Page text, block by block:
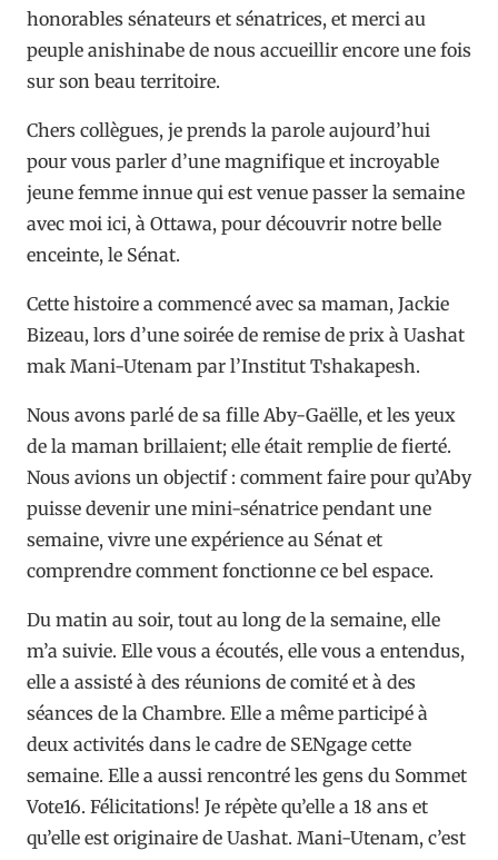
honorables sénateurs et sénatrices, et merci au
peuple anishinabe de nous accueillir encore une fois
sur son beau territoire.
Chers collègues, je prends la parole aujourd’hui
pour vous parler d’une magnifique et incroyable
jeune femme innue qui est venue passer la semaine
avec moi ici, à Ottawa, pour découvrir notre belle
enceinte, le Sénat.
Cette histoire a commencé avec sa maman, Jackie
Bizeau, lors d’une soirée de remise de prix à Uashat
mak Mani-Utenam par l’Institut Tshakapesh.
Nous avons parlé de sa fille Aby-Gaëlle, et les yeux
de la maman brillaient; elle était remplie de fierté.
Nous avions un objectif : comment faire pour qu’Aby
puisse devenir une mini-sénatrice pendant une
semaine, vivre une expérience au Sénat et
comprendre comment fonctionne ce bel espace.
Du matin au soir, tout au long de la semaine, elle
m’a suivie. Elle vous a écoutés, elle vous a entendus,
elle a assisté à des réunions de comité et à des
séances de la Chambre. Elle a même participé à
deux activités dans le cadre de SENgage cette
semaine. Elle a aussi rencontré les gens du Sommet
Vote16. Félicitations! Je répète qu’elle a 18 ans et
qu’elle est originaire de Uashat. Mani-Utenam, c’est